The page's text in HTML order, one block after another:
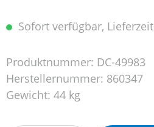
Sofort verfügbar,
Produktnummer: DC-49983
Herstellernummer: 860347
Gewicht: 44 kg